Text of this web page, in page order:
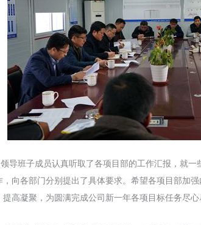
导班子成员认真听取了各项目部的工作汇报，就一
，向各部门分别提出了具体要求。 希望各项目部加
提高凝聚，为圆满完成公司新一年各项目标任务尽心